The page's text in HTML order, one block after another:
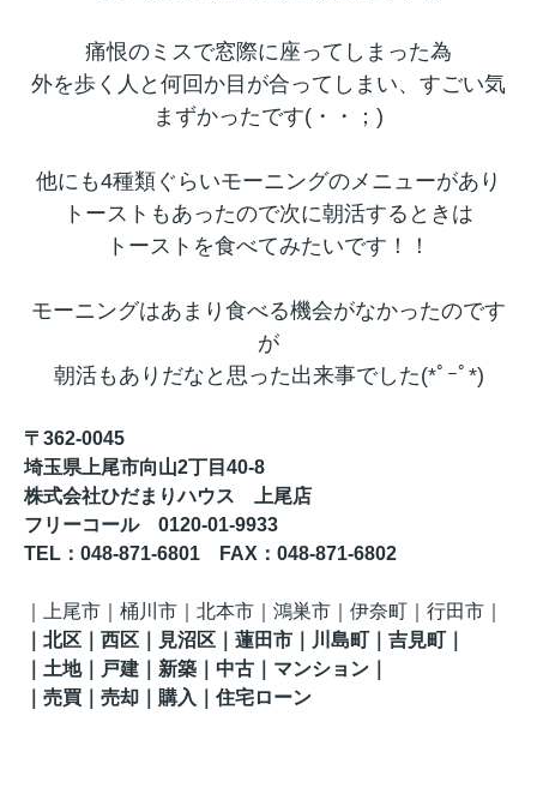
痛恨のミスで窓際に座ってしまった為
外を歩く人と何回か目が合ってしまい、すごい気
まずかったです(・・；)
他にも4種類ぐらいモーニングのメニューがあり
トーストもあったので次に朝活するときは
トーストを食べてみたいです！！
モーニングはあまり食べる機会がなかったのです
が
朝活もありだなと思った出来事でした(*ﾟｰﾟ*)
〒362-0045
埼玉県上尾市向山2丁目40-8
株式会社ひだまりハウス 上尾店
フリーコール 0120-01-9933
TEL ：048-871-6801 FAX ： 048-871-6802
上尾市｜桶川市｜北本市｜鴻巣市｜伊奈町 ｜行田市
北区 ｜西区｜見沼区 ｜蓮田市 ｜川島町 ｜吉見町
｜土地｜戸建｜新築｜中古｜マンション｜
｜売買｜売却｜購入｜住宅ローン